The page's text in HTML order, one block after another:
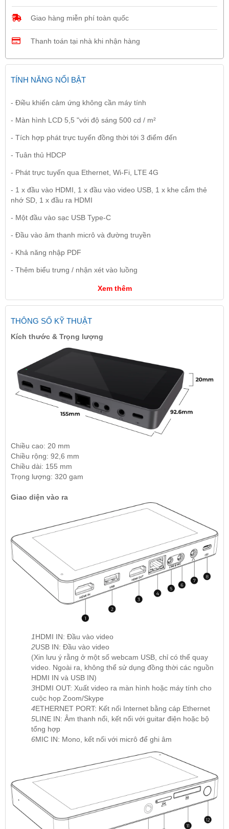
Giao hàng miễn phí toàn quốc
Thanh toán tại nhà khi nhận hàng
TÍNH NĂNG NỔI BẬT
- Điều khiển cảm ứng không cần máy tính
- Màn hình LCD 5,5 "với độ sáng 500 cd / m²
- Tích hợp phát trực tuyến đồng thời tới 3 điểm đến
- Tuân thủ HDCP
- Phát trực tuyến qua Ethernet, Wi-Fi, LTE 4G
- 1 x đầu vào HDMI, 1 x đầu vào video USB, 1 x khe cắm thẻ
nhớ SD, 1 x đầu ra HDMI
- Một đầu vào sạc USB Type-C
- Đầu vào âm thanh micrô và đường truyền
- Khả năng nhập PDF
- Thêm biểu trưng / nhận xét vào luồng
Xem thêm
THÔNG SỐ KỸ THUẬT
Kích thước & Trọng lượng
Chiều cao: 20 mm
Chiều rộng: 92,6 mm
Chiều dài: 155 mm
Trọng lượng: 320 gam
Giao diện vào ra
1HDMI IN: Đầu vào video
2USB IN: Đầu vào video
(Xin lưu ý rằng ở một số webcam USB, chỉ có thể quay
video. Ngoài ra, không thể sử dụng đồng thời các nguồn
HDMI IN và USB IN)
3HDMI OUT: Xuất video ra màn hình hoặc máy tính cho
cuộc họp Zoom/Skype
4ETHERNET PORT: Kết nối Internet bằng cáp Ethernet
5LINE IN: Âm thanh nổi, kết nối với guitar điện hoặc bộ
tổng hợp
6MIC IN: Mono, kết nối với micrô để ghi âm